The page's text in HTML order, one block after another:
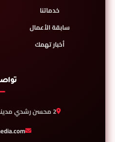
خدماتنا
سابقة الأعمال
أخبار تهمك
2 محسن رشدي مدينه نصر امام معهد الالسن